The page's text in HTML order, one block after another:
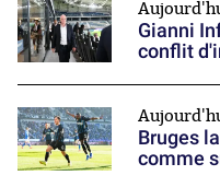
Gianni
conflit
Bruges
comme